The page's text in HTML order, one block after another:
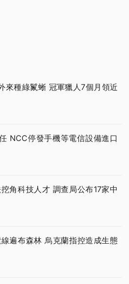
來種綠鬣蜥 冠軍獵人7個月領近
NCC停發手機等電信設備進口
角科技人才 調查局公布17家中
遍布森林 烏克蘭指控造成生態